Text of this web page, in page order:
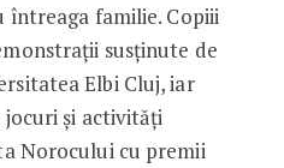
familie. Copiii
susținute de
Elbi Cluj, iar
jocuri și activități
Norocului cu premii